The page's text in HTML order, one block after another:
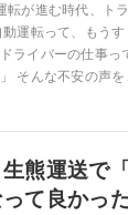
転が進む時代、ト
動運転って、もう
ライバーの仕事っ
そんな不安の声を
生熊運送で
て良かっ